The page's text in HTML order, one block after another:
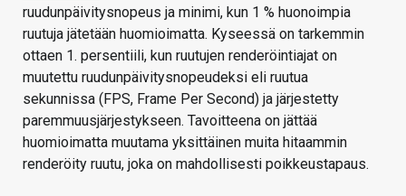
ruudunpäivitysnopeus ja minimi, kun 1 % huonoimpia
ruutuja jätetään huomioimatta. Kyseessä on tarkemmin
ottaen 1. persentiili, kun ruutujen renderöintiajat on
muutettu ruudunpäivitysnopeudeksi eli ruutua
sekunnissa (FPS, Frame Per Second) ja järjestetty
paremmuusjärjestykseen. Tavoitteena on jättää
huomioimatta muutama yksittäinen muita hitaammin
renderöity ruutu, joka on mahdollisesti poikkeustapaus.